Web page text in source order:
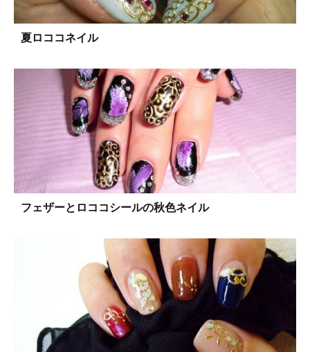
夏ロココネイル
フェザーとロココシールの秋色ネイル